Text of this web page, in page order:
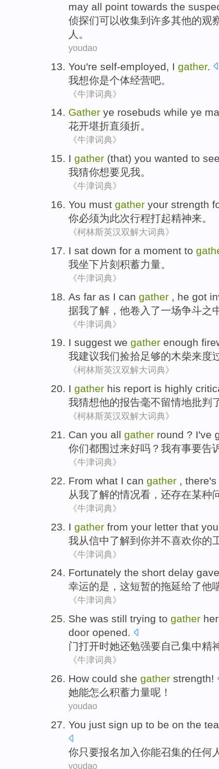
may all point towards the
侦探们可以收集到 许多其他的观
人 。
youdao
You're self-employed I gather.
我想你是个体经营吧。
《牛津词典》
Gather ye rosebuds while ye
花开堪折直须折。
《牛津词典》
I gather (that) you wanted to
我猜你想要见我。
《牛津词典》
You must gather your strength
你必须为此次行程打起精神来。
《柯林斯英汉双解大词典》
I sat down for a moment to
我坐下 片刻 积蓄力量。
《牛津词典》
As far as I can gather he got
据我了解 ， 他卷入 了一场争斗之
《牛津词典》
I suggest we gather enough
我建议我们捡拾足够的木柴来度
《柯林斯英汉双解大词典》
I gather his report is highly
我猜想他的报告毫不留情地批判
《柯林斯英汉双解大词典》
Can you all gather round ? I've
你们都围过来好吗？ 我有事要告
《牛津词典》
From what I can gather , there's
从我了解的情况看 ， 还存在某种
《牛津词典》
I gather from your letter that you
我从信中了解到你并不喜欢你的
《牛津词典》
Fortunately the short delay gave
幸运的是， 这短暂的拖延给了他
《牛津词典》
She was still trying to gather her
door opened.
门打开时她还勉强要自己集中精
《牛津词典》
How could she gather strength!
她能怎么积蓄力量呢！
youdao
You just sign up to be on the
你只要报名加入你能召集的任何
youdao